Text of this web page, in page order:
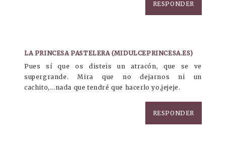
RESPONDER
LA PRINCESA PASTELERA (MIDULCEPRINCESA.ES)
Pues sí que os disteis un atracón, que se ve
supergrande. Mira que no dejarnos ni un
cachito,...nada que tendré que hacerlo yo,jejeje.
RESPONDER